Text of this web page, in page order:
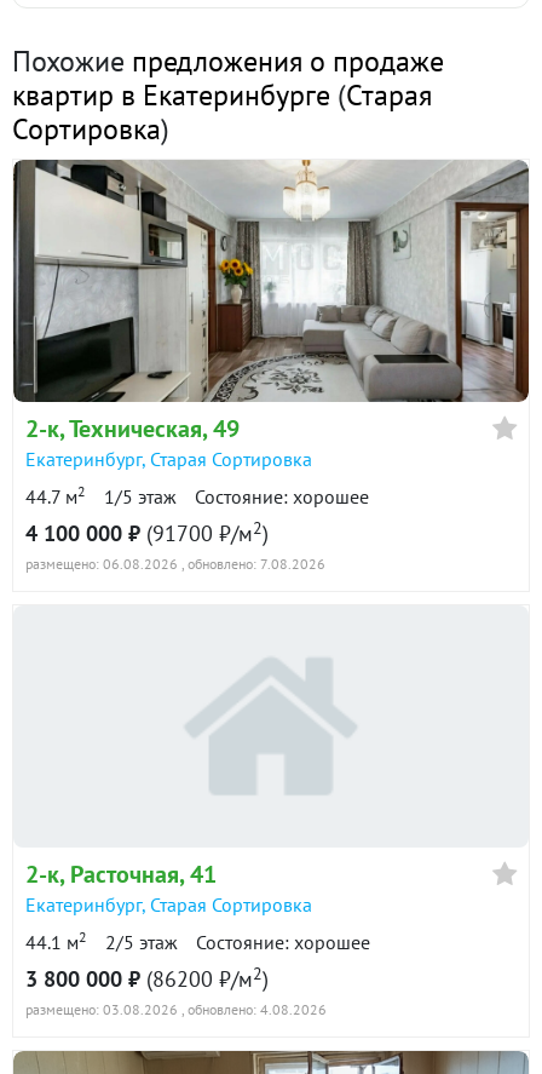
Первоначальный взнос
%
Срок
лет
Ежемесячный
платёж
41 600
₽
Сумма кредита 2 450 000
Расчёт по аннуитетной формуле и является ориентировочным. Точную
Похожие предложения о продаже
квартир в Екатеринбурге (Старая
Сортировка)
2-к, Техническая, 49
Екатеринбург, Старая Сортировка
44.7 м2 1/5 этаж Состояние: хорошее
4 100 000 ₽ (91700 ₽/м2)
размещено: 06.08.2026 , обновлено: 7.08.2026
2-к, Расточная, 41
Екатеринбург, Старая Сортировка
44.1 м2 2/5 этаж Состояние: хорошее
3 800 000 ₽ (86200 ₽/м2)
размещено: 03.08.2026 , обновлено: 4.08.2026